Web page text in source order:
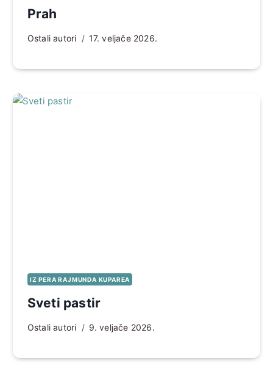
Prah
Ostali autori 17. veljače 2026.
IZ PERA RAJMUNDA KUPAREA
Sveti pastir
Ostali autori 9. veljače 2026.